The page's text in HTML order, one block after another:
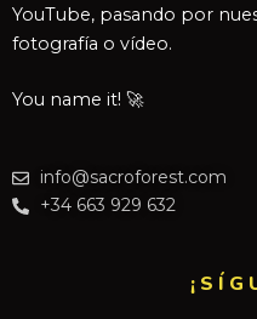
YouTube, pasando por
fotografía o vídeo.
You name it! 🚀
info@sacroforest.com
+34 663 929 632